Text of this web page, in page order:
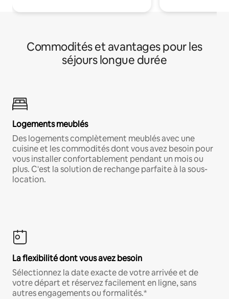
Commodités et avantages pour les
séjours longue durée
Logements meublés
Des logements complètement meublés avec une
cuisine et les commodités dont vous avez besoin pour
vous installer confortablement pendant un mois ou
plus. C'est la solution de rechange parfaite à la sous-
location.
La flexibilité dont vous avez besoin
Sélectionnez la date exacte de votre arrivée et de
votre départ et réservez facilement en ligne, sans
autres engagements ou formalités.*